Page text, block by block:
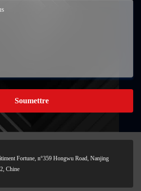
Soumettre
Fortune, n°359 Hongwu Road, Nanjing
Chine